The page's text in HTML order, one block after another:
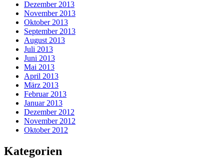
Dezember 2013
November 2013
Oktober 2013
September 2013
August 2013
Juli 2013
Juni 2013
Mai 2013
April 2013
März 2013
Februar 2013
Januar 2013
Dezember 2012
November 2012
Oktober 2012
Kategorien